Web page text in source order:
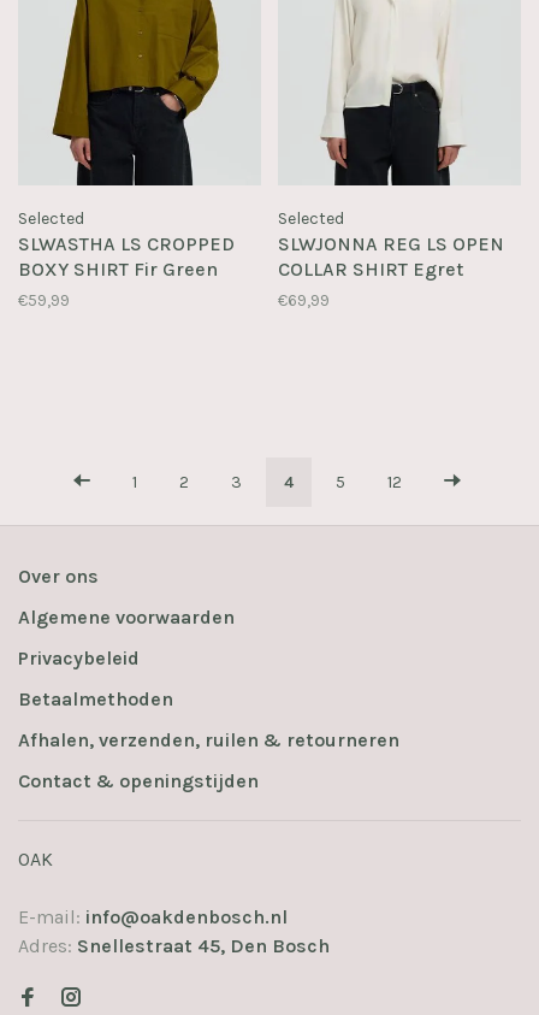
Selected
SLWASTHA LS CROPPED
BOXY SHIRT Fir Green
€59,99
Selected
SLWJONNA REG LS OPEN
COLLAR SHIRT Egret
€69,99
1 2 3 4 5 12
Over ons
Algemene voorwaarden
Privacybeleid
Betaalmethoden
Afhalen, verzenden, ruilen & retourneren
Contact & openingstijden
OAK
E-mail: info@oakdenbosch.nl
Adres: Snellestraat 45, Den Bosch